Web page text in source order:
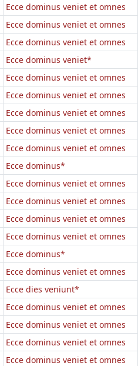
Ecce dominus veniet et omnes
Ecce dominus veniet et omnes
Ecce dominus veniet et omnes
Ecce dominus veniet*
Ecce dominus veniet et omnes
Ecce dominus veniet et omnes
Ecce dominus veniet et omnes
Ecce dominus veniet et omnes
Ecce dominus veniet et omnes
Ecce dominus*
Ecce dominus veniet et omnes
Ecce dominus veniet et omnes
Ecce dominus veniet et omnes
Ecce dominus veniet et omnes
Ecce dominus*
Ecce dominus veniet et omnes
Ecce dies veniunt*
Ecce dominus veniet et omnes
Ecce dominus veniet et omnes
Ecce dominus veniet et omnes
Ecce dominus veniet et omnes